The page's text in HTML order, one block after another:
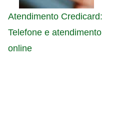
Atendimento Credicard:
Telefone e atendimento
online